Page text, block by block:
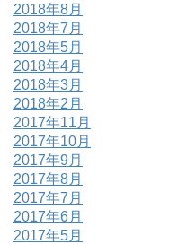
2018年8月
2018年7月
2018年5月
2018年4月
2018年3月
2018年2月
2017年11月
2017年10月
2017年9月
2017年8月
2017年7月
2017年6月
2017年5月